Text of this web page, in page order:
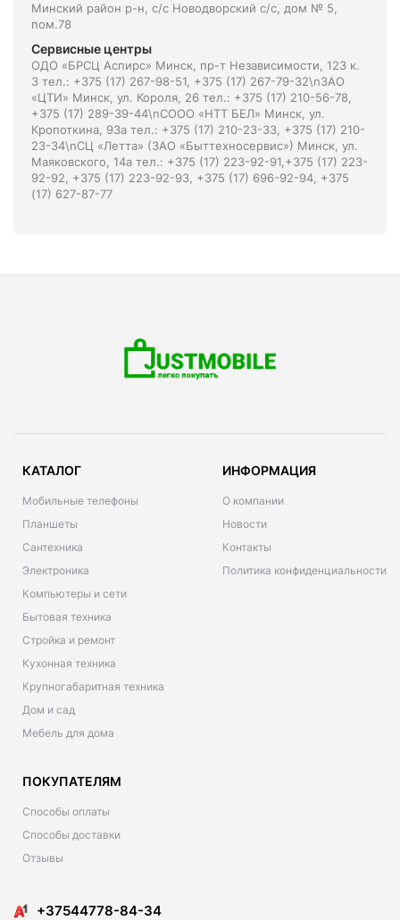
Минский район р-н, с/с Новодворский с/с, дом № 5,
пом.78
Сервисные центры
ОДО «БРСЦ Аспирс» Минск, пр-т Независимости, 123 к.
3 тел.: +375 (17) 267-98-51, +375 (17) 267-79-32\nЗАО
«ЦТИ» Минск, ул. Короля, 26 тел.: +375 (17) 210-56-78,
+375 (17) 289-39-44\nСООО «НТТ БЕЛ» Минск, ул.
Кропоткина, 93а тел.: +375 (17) 210-23-33, +375 (17) 210-
23-34\nСЦ «Летта» (ЗАО «Быттехносервис») Минск, ул.
Маяковского, 14а тел.: +375 (17) 223-92-91,+375 (17) 223-
92-92, +375 (17) 223-92-93, +375 (17) 696-92-94, +375
(17) 627-87-77
КАТАЛОГ
Мобильные телефоны
Планшеты
Сантехника
Электроника
Компьютеры и сети
Бытовая техника
Стройка и ремонт
Кухонная техника
Крупногабаритная техника
Дом и сад
Мебель для дома
ИНФОРМАЦИЯ
О компании
Новости
Контакты
Политика конфиденциальности
ПОКУПАТЕЛЯМ
Способы оплаты
Способы доставки
Отзывы
+37544778-84-34